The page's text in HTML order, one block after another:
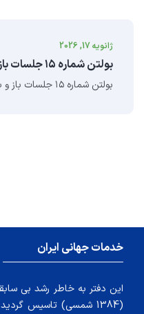
ژانویه 17, 2026
بولتن شماره ۱۵ جلسات باز و بسته NA
بولتن شماره ۱۵ جلسات باز و بسته NA مشاهده
خدمات جهانی ایران
(1384 شمسی) تاسیس